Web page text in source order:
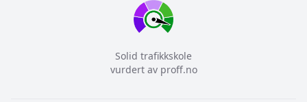
Solid trafikkskole
vurdert av proff.no